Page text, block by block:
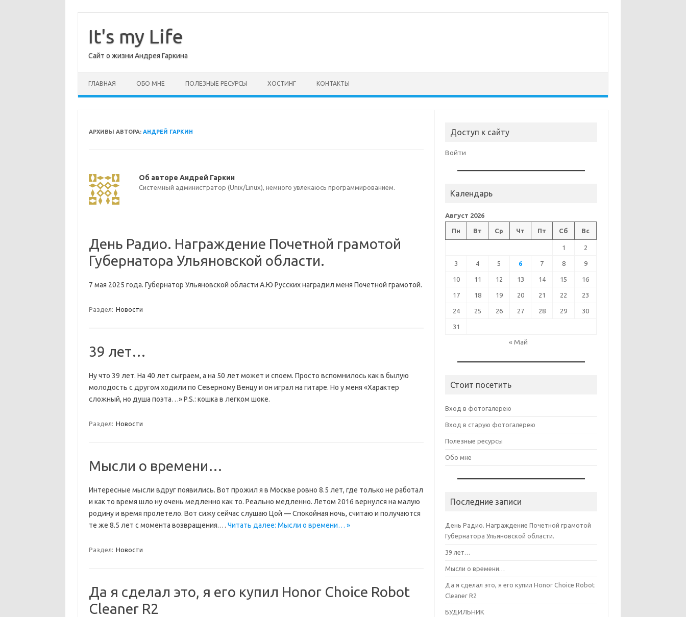
содержимому
It's my Life
Сайт о жизни Андрея Гаркина
ГЛАВНАЯ ОБО МНЕ ПОЛЕЗНЫЕ РЕСУРСЫ ХОСТИНГ КОНТАКТЫ
АРХИВЫ АВТОРА: АНДРЕЙ ГАРКИН
Об авторе Андрей Гаркин
Системный администратор (Unix/Linux), немного увлекаюсь программированием.
День Радио. Награждение Почетной грамотой
Губернатора Ульяновской области.
7 мая 2025 года. Губернатор Ульяновской области А.Ю Русских наградил меня Почетной грамотой.
Раздел: Новости
39 лет…
Ну что 39 лет. На 40 лет сыграем, а на 50 лет может и споем. Просто вспомнилось как в былую
молодость с другом ходили по Северному Венцу и он играл на гитаре. Но у меня «Характер
сложный, но душа поэта…» P.S.: кошка в легком шоке.
Раздел: Новости
Мысли о времени…
Интересные мысли вдруг появились. Вот прожил я в Москве ровно 8.5 лет, где только не работал
и как то время шло ну очень медленно как то. Реально медленно. Летом 2016 вернулся на малую
родину и время пролетело. Вот сижу сейчас слушаю Цой — Спокойная ночь, считаю и получаются
те же 8.5 лет с момента возвращения.… Читать далее: Мысли о времени… »
Раздел: Новости
Да я сделал это, я его купил Honor Choice Robot
Cleaner R2
Доступ к сайту
Войти
Календарь
Август 2026
Пн Вт Ср Чт Пт Сб Вс
1 2
3 4 5 6 7 8 9
10 11 12 13 14 15 16
17 18 19 20 21 22 23
24 25 26 27 28 29 30
31
« Май
Стоит посетить
Вход в фотогалерею
Вход в старую фотогалерею
Полезные ресурсы
Обо мне
Последние записи
День Радио. Награждение Почетной грамотой
Губернатора Ульяновской области.
39 лет…
Мысли о времени…
Да я сделал это, я его купил Honor Choice Robot
Cleaner R2
БУДИЛЬНИК